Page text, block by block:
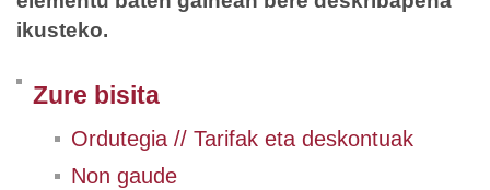
ikusteko.
Zure bisita
Ordutegia // Tarifak eta deskontuak
Non gaude